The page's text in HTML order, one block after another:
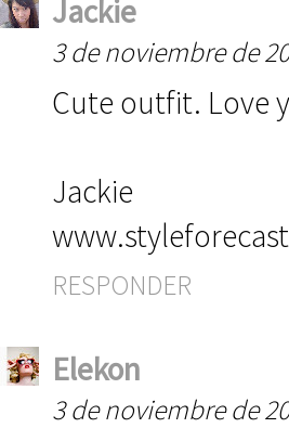
Jackie
3 de noviembre de
Cute outfit. Love
Jackie
RESPONDER
Elekon
3 de noviembre de